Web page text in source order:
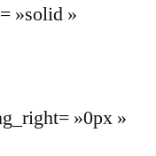
»solid »
»0px »